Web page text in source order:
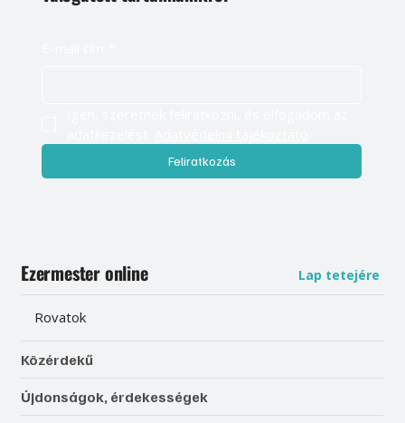
Feliratkozás
Ezermester online Lap tetejére
Rovatok
Közérdekű
Újdonságok, érdekességek